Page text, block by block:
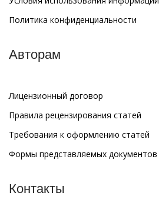
Политика конфиденциальности
Авторам
Лицензионный договор
Правила рецензирования статей
Требования к оформлению статей
Формы представляемых документов
Контакты